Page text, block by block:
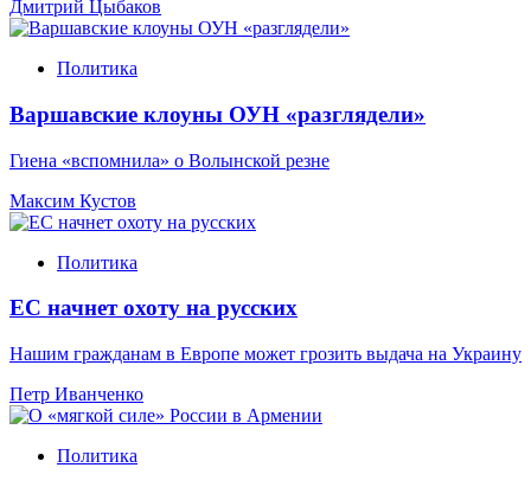
Дмитрий Цыбаков
Политика
Варшавские клоуны ОУН «разглядели»
Гиена «вспомнила» о Волынской резне
Максим Кустов
Политика
ЕС начнет охоту на русских
Нашим гражданам в Европе может грозить выдача на Украину
Петр Иванченко
Политика